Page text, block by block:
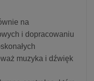
na
i dopracowaniu
muzyka i dźwięk